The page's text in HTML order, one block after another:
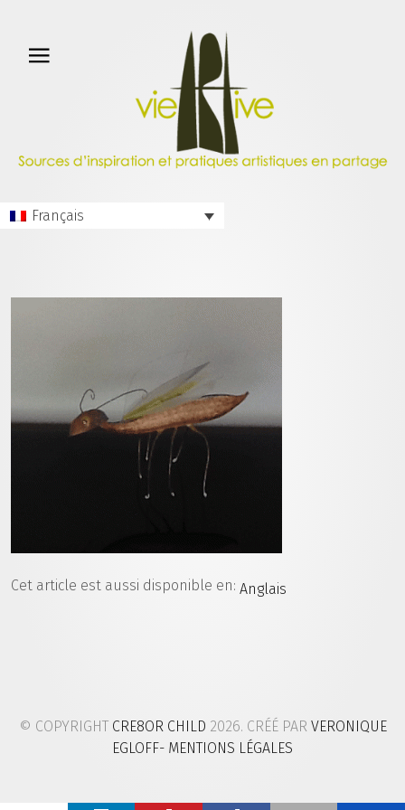
Français
Cet article est aussi disponible en: Anglais
© COPYRIGHT CRE8OR CHILD 2026. CRÉÉ PAR VERONIQUE
EGLOFF- MENTIONS LÉGALES